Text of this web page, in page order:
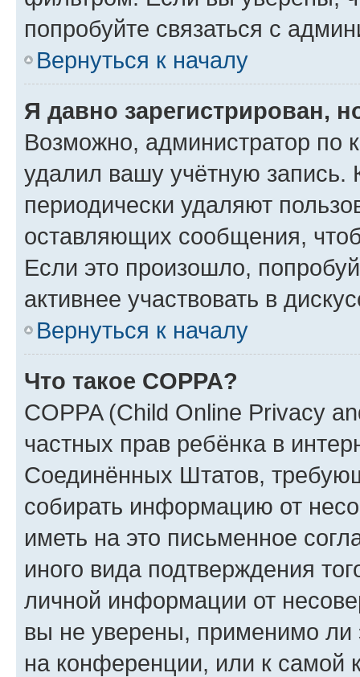
попробуйте связаться с
Вернуться к началу
Я давно зарегистрирован,
Возможно, администратор по
удалил вашу учётную запись.
периодически удаляют
оставляющих сообщения,
Если это произошло,
активнее участвовать в
Вернуться к началу
Что такое COPPA?
COPPA (Child Online Privacy
частных прав ребёнка в
Соединённых Штатов,
собирать информацию от
иметь на это письменное
иного вида подтверждения
личной информации от
вы не уверены, применимо ли
на конференции, или к самой